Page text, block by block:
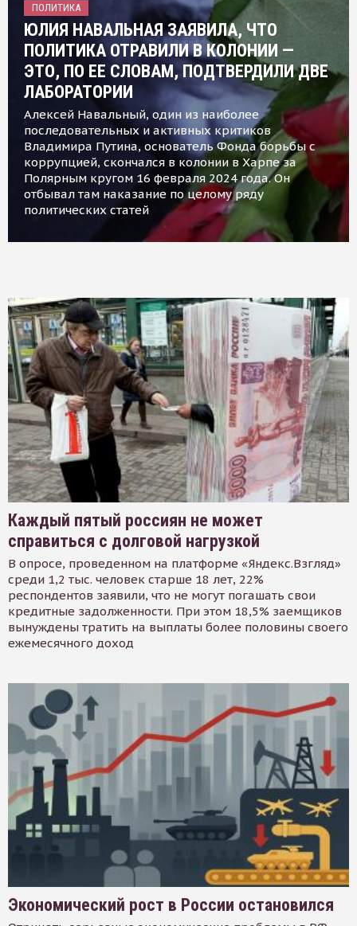
ПОЛИТИКА
ЮЛИЯ НАВАЛЬНАЯ ЗАЯВИЛА, ЧТО
ПОЛИТИКА ОТРАВИЛИ В КОЛОНИИ —
ЭТО, ПО ЕЕ СЛОВАМ, ПОДТВЕРДИЛИ ДВЕ
ЛАБОРАТОРИИ
Алексей Навальный, один из наиболее
последовательных и активных критиков
Владимира Путина, основатель Фонда борьбы с
коррупцией, скончался в колонии в Харпе за
Полярным кругом 16 февраля 2024 года. Он
отбывал там наказание по целому ряду
политических статей
Каждый пятый россиян не может
справиться с долговой нагрузкой
В опросе, проведенном на платформе «Яндекс.Взгляд»
среди 1,2 тыс. человек старше 18 лет, 22%
респондентов заявили, что не могут погашать свои
кредитные задолженности. При этом 18,5% заемщиков
вынуждены тратить на выплаты более половины своего
ежемесячного доход
Экономический рост в России остановился